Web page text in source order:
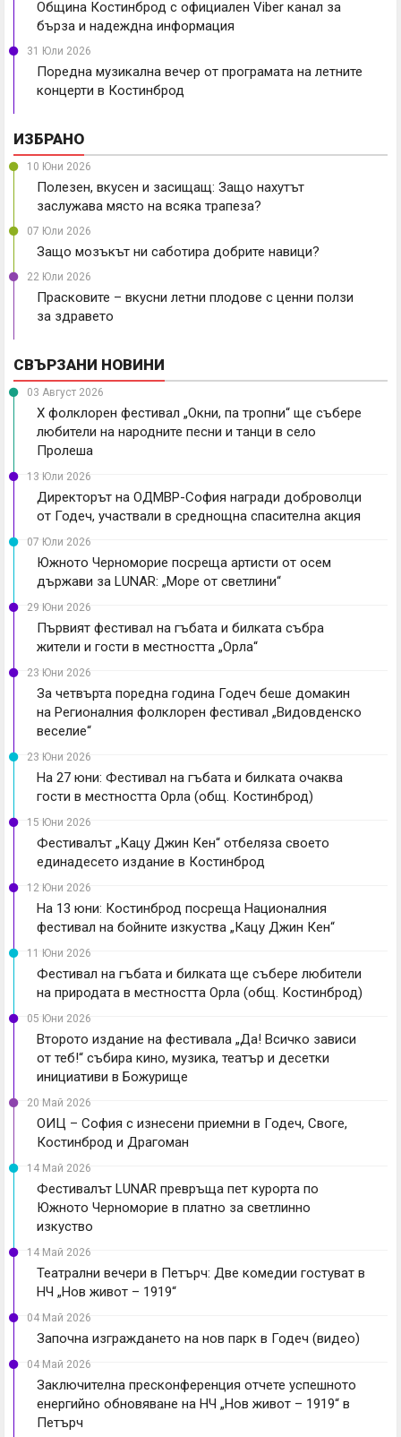
Община Костинброд с официален Viber канал за
бърза и надеждна информация
31 Юли 2026
Поредна музикална вечер от програмата на летните
концерти в Костинброд
ИЗБРАНО
10 Юни 2026
Полезен, вкусен и засищащ: Защо нахутът
заслужава място на всяка трапеза?
07 Юли 2026
Защо мозъкът ни саботира добрите навици?
22 Юли 2026
Прасковите – вкусни летни плодове с ценни ползи
за здравето
СВЪРЗАНИ НОВИНИ
03 Август 2026
X фолклорен фестивал „Окни, па тропни“ ще събере
любители на народните песни и танци в село
Пролеша
13 Юли 2026
Директорът на ОДМВР-София награди доброволци
от Годеч, участвали в среднощна спасителна акция
07 Юли 2026
Южното Черноморие посреща артисти от осем
държави за LUNAR: „Море от светлини“
29 Юни 2026
Първият фестивал на гъбата и билката събра
жители и гости в местността „Орла“
23 Юни 2026
За четвърта поредна година Годеч беше домакин
на Регионалния фолклорен фестивал „Видовденско
веселие“
23 Юни 2026
На 27 юни: Фестивал на гъбата и билката очаква
гости в местността Орла (общ. Костинброд)
15 Юни 2026
Фестивалът „Кацу Джин Кен“ отбеляза своето
единадесето издание в Костинброд
12 Юни 2026
На 13 юни: Костинброд посреща Националния
фестивал на бойните изкуства „Кацу Джин Кен“
11 Юни 2026
Фестивал на гъбата и билката ще събере любители
на природата в местността Орла (общ. Костинброд)
05 Юни 2026
Второто издание на фестивала „Да! Всичко зависи
от теб!“ събира кино, музика, театър и десетки
инициативи в Божурище
20 Май 2026
ОИЦ – София с изнесени приемни в Годеч, Своге,
Костинброд и Драгоман
14 Май 2026
Фестивалът LUNAR превръща пет курорта по
Южното Черноморие в платно за светлинно
изкуство
14 Май 2026
Театрални вечери в Петърч: Две комедии гостуват в
НЧ „Нов живот – 1919“
04 Май 2026
Започна изграждането на нов парк в Годеч (видео)
04 Май 2026
Заключителна пресконференция отчете успешното
енергийно обновяване на НЧ „Нов живот – 1919“ в
Петърч